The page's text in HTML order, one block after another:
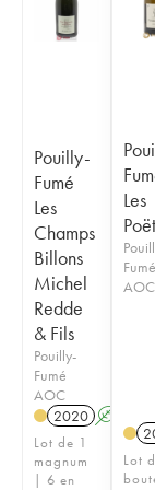
Pouilly-
Fumé
Les
Champs
Billons
Michel
Redde
& Fils
Pouilly-
Fumé
AOC
2020 A
Lot de 1
magnum
| 6 en
Les
Fumé
AOC
Lot